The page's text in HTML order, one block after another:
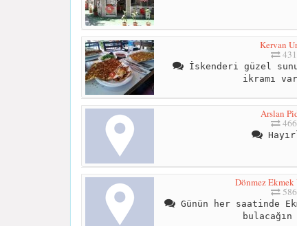
Kervan
İskenderi güzel
ikramı
Arslan
Dönmez
Günün her saatinde